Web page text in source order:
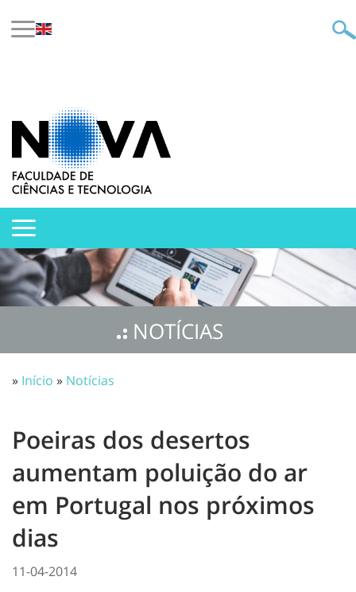
NOTÍCIAS
» Início » Notícias
Poeiras dos desertos
aumentam poluição do ar
em Portugal nos próximos
dias
11-04-2014